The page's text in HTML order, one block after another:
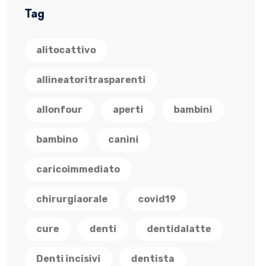
Tag
alitocattivo
allineatoritrasparenti
allonfour aperti bambini
bambino canini
caricoimmediato
chirurgiaorale covid19
cure denti dentidalatte
Denti incisivi dentista